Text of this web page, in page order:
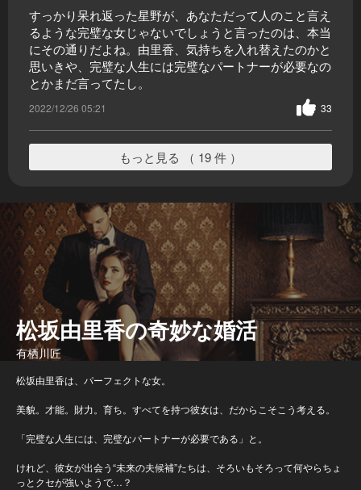
すっかり呆れ返った星野が、あなただって人のこと言え
るような完璧な女じゃないでしょうと言ったのは、本当
にその通りだよね。由里香、気持ちを入れ替えたのかと
思いきや、完璧な人生には完璧なパートナーが必要なの
とかまだ言ってたし。
2022/12/26 05:21 33
もっと見る （ 19 件 ）
松坂由里香の奇妙な婚活
有栖川匠
松坂由里香は、パーフェクトな女。
美貌。才能。財力。育ち。すべてを持つ彼女は、だからこそこう考える。
「完璧な人生には、完璧なパートナーが必要である」と。
けれど、彼女が出会う“未来の夫候補”たちは、そろいもそろって何やらちょ
っとクセが強いようで…？